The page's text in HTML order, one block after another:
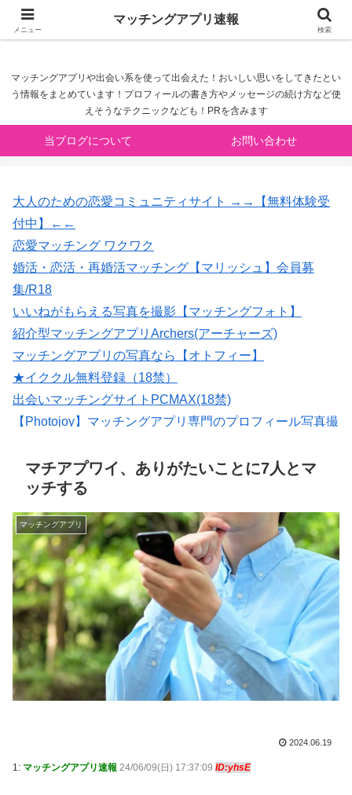
マッチングアプリ速報
マッチングアプリや出会い系を使って出会えた！おいしい思いをしてきたとい
う情報をまとめています！プロフィールの書き方やメッセージの続け方など使
えそうなテクニックなども！PRを含みます
当ブログについて お問い合わせ
大人のための恋愛コミュニティサイト →→【無料体験受
付中】←←
恋愛マッチング ワクワク
婚活・恋活・再婚活マッチング【マリッシュ】会員募
集/R18
いいねがもらえる写真を撮影【マッチングフォト】
紹介型マッチングアプリArchers(アーチャーズ)
マッチングアプリの写真なら【オトフィー】
★イククル無料登録（18禁）
出会いマッチングサイトPCMAX(18禁)
【Photojoy】マッチングアプリ専門のプロフィール写真撮
会員数は国内最大級の180万人を突破！【paters】
マチアプワイ、ありがたいことに7人とマ
ッチする
マッチングアプリ
2024.06.19
1: マッチングアプリ速報 24/06/09(日) 17:37:09 ID:yhsE
メニュー
マッチングアプリ速報
検索